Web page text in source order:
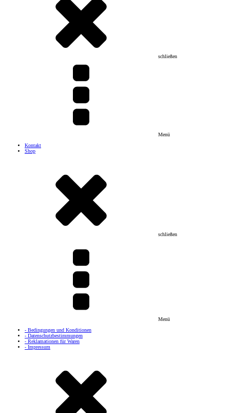
schließen
Menü
Kontakt
Shop
schließen
Menü
- Bedingungen und Konditionen
- Datenschutzbestimmungen
- Reklamationen für Waren
- Impressum